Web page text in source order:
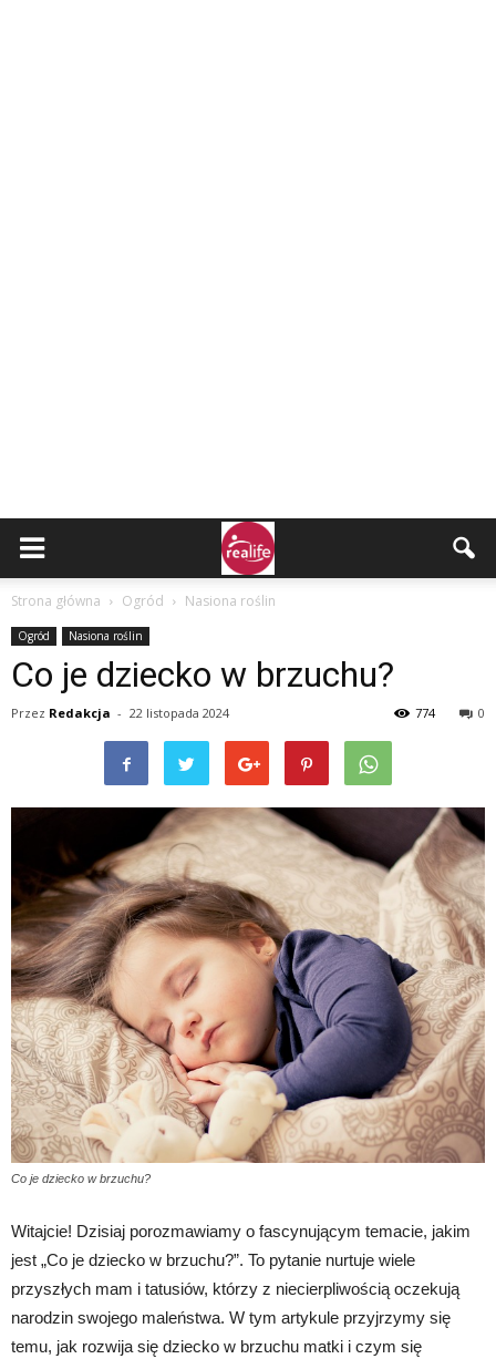
Strona główna Ogród Nasiona roślin
Ogród Nasiona roślin
Co je dziecko w brzuchu?
Przez Redakcja - 22 listopada 2024 0
774
Co je dziecko w brzuchu?
Witajcie! Dzisiaj porozmawiamy o fascynującym temacie, jakim
jest „Co je dziecko w brzuchu?”. To pytanie nurtuje wiele
przyszłych mam i tatusiów, którzy z niecierpliwością oczekują
narodzin swojego maleństwa. W tym artykule przyjrzymy się
temu, jak rozwija się dziecko w brzuchu matki i czym się